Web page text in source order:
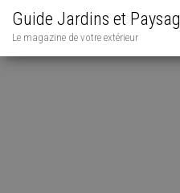
Guide Jardins et
Le magazine de votre extérieur